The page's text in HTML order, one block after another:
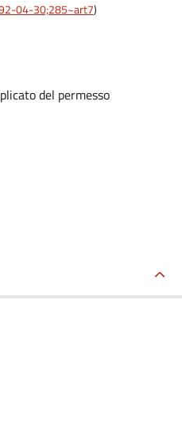
04-30;285~art7)
del permesso